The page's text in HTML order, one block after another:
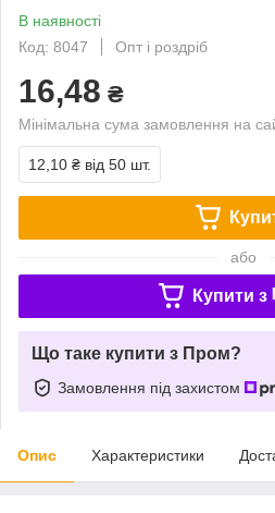
В наявності
Код: 8047
Опт і роздріб
16,48 ₴
Мінімальна сума замовлення на
12,10 ₴ від 50 шт.
або
Купити з
Що таке купити з Пром?
Замовлення під захистом
Опис Характеристики